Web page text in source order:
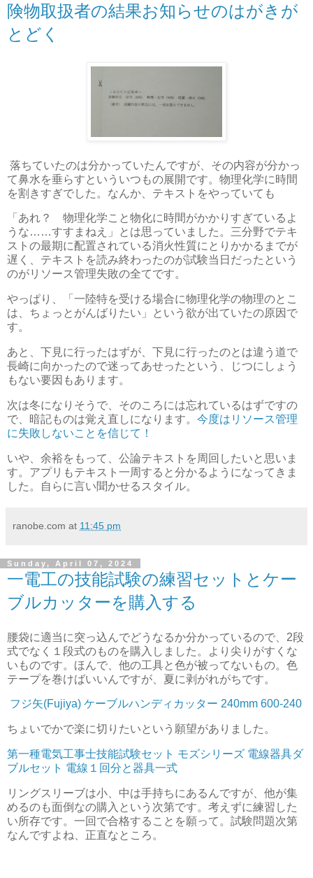
険物取扱者の結果お知らせのはがきが
とどく
落ちていたのは分かっていたんですが、その内容が分かっ
て鼻水を垂らすといういつもの展開です。物理化学に時間
を割きすぎでした。なんか、テキストをやっていても
「あれ？ 物理化学こと物化に時間がかかりすぎているよ
うな……すすまねえ」とは思っていました。三分野でテキ
ストの最期に配置されている消火性質にとりかかるまでが
遅く、テキストを読み終わったのが試験当日だったという
のがリソース管理失敗の全てです。
やっぱり、「一陸特を受ける場合に物理化学の物理のとこ
は、ちょっとがんばりたい」という欲が出ていたの原因で
す。
あと、下見に行ったはずが、下見に行ったのとは違う道で
長崎に向かったので迷ってあせったという、じつにしょう
もない要因もあります。
次は冬になりそうで、そのころには忘れているはずですの
で、暗記ものは覚え直しになります。 今度はリソース管理
に失敗しないことを信じて！
いや、余裕をもって、公論テキストを周回したいと思いま
す。アプリもテキスト一周すると分かるようになってきま
した。自らに言い聞かせるスタイル。
ranobe.com at 11:45 pm
Sunday, April 07, 2024
一電工の技能試験の練習セットとケー
ブルカッターを購入する
腰袋に適当に突っ込んでどうなるか分かっているので、2段
式でなく１段式のものを購入しました。より尖りがすくな
いものです。ほんで、他の工具と色が被ってないもの。色
テープを巻けばいいんですが、夏に剥がれがちです。
フジ矢(Fujiya) ケーブルハンディカッター 240mm 600-240
ちょいでかで楽に切りたいという願望がありました。
第一種電気工事士技能試験セット モズシリーズ 電線器具ダ
ブルセット 電線１回分と器具一式
リングスリーブは小、中は手持ちにあるんですが、他が集
めるのも面倒なの購入という次第です。考えずに練習した
い所存です。一回で合格することを願って。試験問題次第
なんですよね、正直なところ。